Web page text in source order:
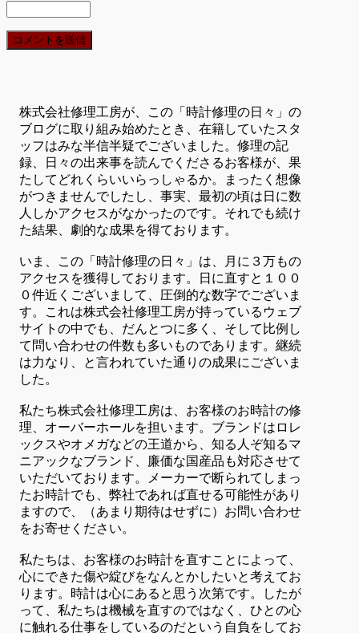
株式会社修理工房が、この「時計修理の日々」の
ブログに取り組み始めたとき、在籍していたスタ
ッフはみな半信半疑でございました。修理の記
録、日々の出来事を読んでくださるお客様が、果
たしてどれくらいいらっしゃるか。まったく想像
がつきませんでしたし、事実、最初の頃は日に数
人しかアクセスがなかったのです。それでも続け
た結果、劇的な成果を得ております。
いま、この「時計修理の日々」は、月に３万もの
アクセスを獲得しております。日に直すと１００
０件近くございまして、圧倒的な数字でございま
す。これは株式会社修理工房が持っているウェブ
サイトの中でも、だんとつに多く、そして比例し
て問い合わせの件数も多いものであります。継続
は力なり、と言われていた通りの成果にございま
した。
私たち株式会社修理工房は、お客様のお時計の修
理、オーバーホールを担います。ブランドはロレ
ックスやオメガなどの王道から、知る人ぞ知るマ
ニアックなブランド、廉価な国産品も対応させて
いただいております。メーカーで断られてしまっ
たお時計でも、弊社であれば直せる可能性があり
ますので、（あまり期待はせずに）お問い合わせ
をお寄せください。
私たちは、お客様のお時計を直すことによって、
心にできた傷や綻びをなんとかしたいと考えてお
ります。時計は心にあると思う次第です。したが
って、私たちは機械を直すのではなく、ひとの心
に触れる仕事をしているのだという自負をしてお